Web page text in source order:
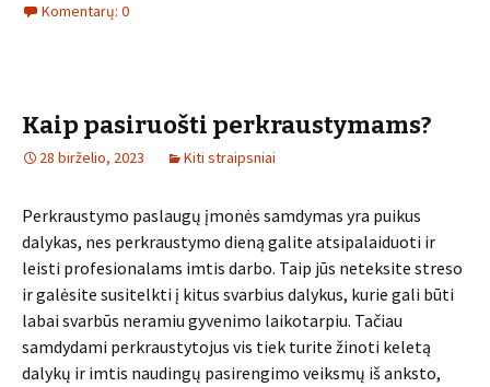
Komentarų: 0
Kaip pasiruošti perkraustymams?
28 birželio, 2023 Kiti straipsniai
Perkraustymo paslaugų įmonės samdymas yra puikus
dalykas, nes perkraustymo dieną galite atsipalaiduoti ir
leisti profesionalams imtis darbo. Taip jūs neteksite streso
ir galėsite susitelkti į kitus svarbius dalykus, kurie gali būti
labai svarbūs neramiu gyvenimo laikotarpiu. Tačiau
samdydami perkraustytojus vis tiek turite žinoti keletą
dalykų ir imtis naudingų pasirengimo veiksmų iš anksto,